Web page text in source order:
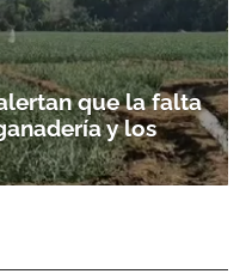
que la falta
y los